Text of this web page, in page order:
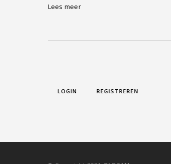
Lees meer
LOGIN REGISTREREN